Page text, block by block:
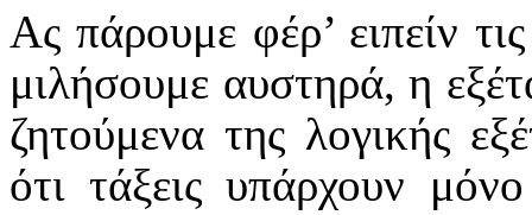
Ας πάρουμε φέρ’ ειπείν τις
μιλήσουμε αυστηρά, η
ζητούμενα της λογικής
ότι τάξεις υπάρχουν